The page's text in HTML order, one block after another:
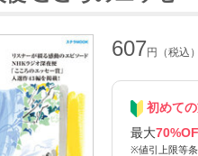
607円（税込）
初めて
最大
※値引上限等条